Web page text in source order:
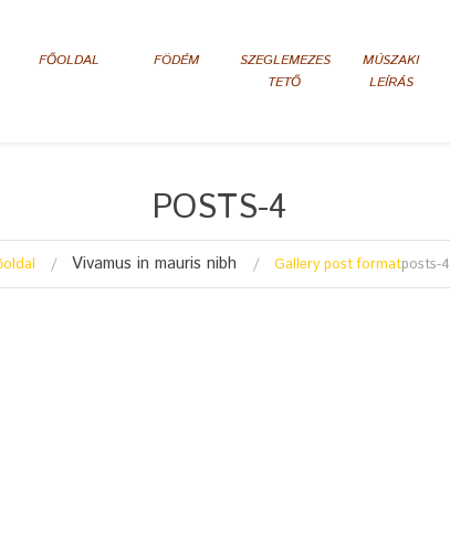
FŐOLDAL FÖDÉM
SZEGLEMEZES
TETŐ
MÚSZAKI
LEÍRÁS
POSTS-4
Vivamus in mauris nibh Gallery post formatposts-4